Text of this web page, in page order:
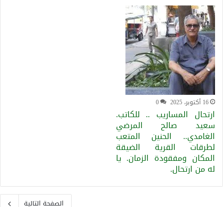
16 أكتوبر، 2025 0
ارتحال المساريب .. للكاتب.
سعيد صالح المرضي
الغامدي.. الحنين المتعب
لطرقات القرية الضيقة
المكان ومفقودة الزمان. يا
له من ارتحال.
الصفحة التالية